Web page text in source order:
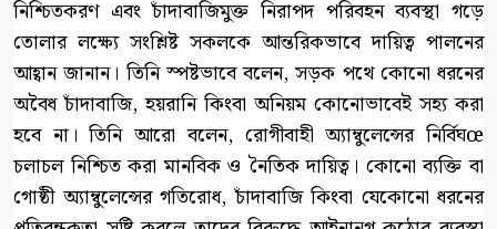
নিশ্চিতকরণ এবং চাঁদাবাজিমুক্ত নিরাপদ পরিবহন ব্যবস্থা গড়ে
তোলার লক্ষ্যে সংশ্লিষ্ট সকলকে আন্তরিকভাবে দায়িত্ব পালনের
আহ্বান জানান। তিনি স্পষ্টভাবে বলেন, সড়ক পথে কোনো ধরনের
অবৈধ চাঁদাবাজি, হয়রানি কিংবা অনিয়ম কোনোভাবেই সহ্য করা
হবে না। তিনি আরো বলেন, রোগীবাহী অ্যাম্বুলেন্সের নির্বিঘœ
চলাচল নিশ্চিত করা মানবিক ও নৈতিক দায়িত্ব। কোনো ব্যক্তি বা
গোষ্ঠী অ্যাম্বুলেন্সের গতিরোধ, চাঁদাবাজি কিংবা যেকোনো ধরনের